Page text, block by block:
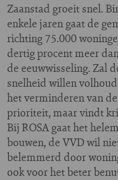
Zaanstad groeit snel.
enkele jaren gaat de
richting 75.000
dertig procent meer
de eeuwwisseling. Zal
snelheid willen
het verminderen van
prioriteit, maar vindt
Bij ROSA gaat het
bouwen, de VVD wil
belemmerd door
ook voor het beter